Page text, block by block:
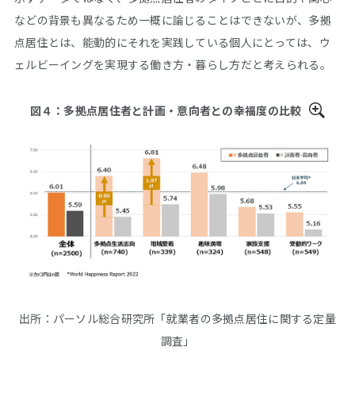
などの背景も異なるため一概に論じることはできないが、多拠
点居住とは、能動的にそれを実践している個人にとっては、ウ
ェルビーイングを実現する働き方・暮らし方だと考えられる。
図４：多拠点居住者と計画・意向者との幸福度の比較
出所：パーソル総合研究所「就業者の多拠点居住に関する定量
調査」